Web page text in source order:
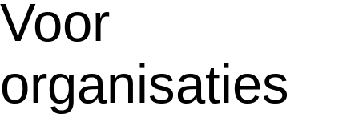
Voor
organisaties